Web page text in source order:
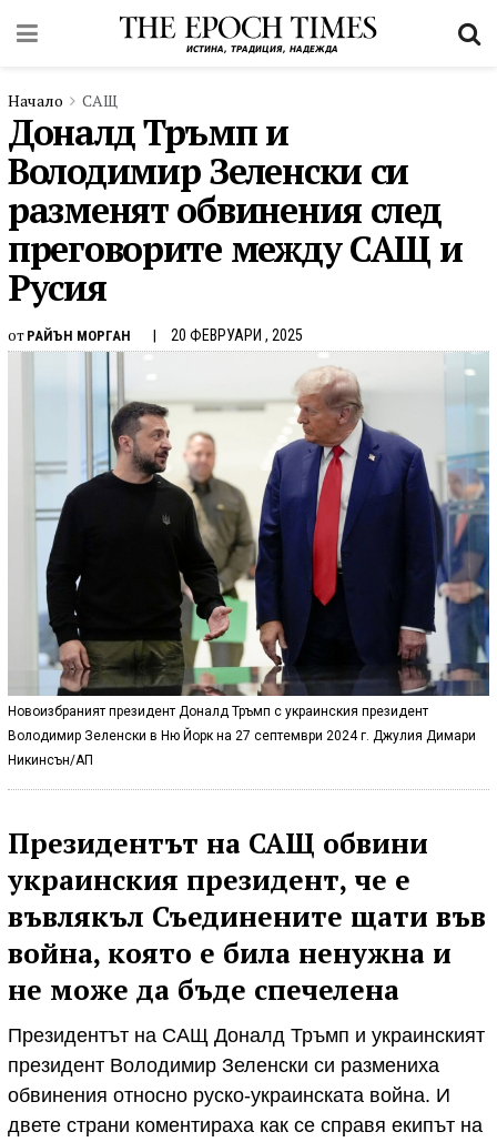
Начало САЩ
Доналд Тръмп и
Володимир Зеленски си
разменят обвинения след
преговорите между САЩ и
Русия
от РАЙЪН МОРГАН 20 ФЕВРУАРИ , 2025
Новоизбраният президент Доналд Тръмп с украинския президент
Володимир Зеленски в Ню Йорк на 27 септември 2024 г. Джулия Димари
Никинсън/АП
Президентът на САЩ обвини
украинския президент, че е
въвлякъл Съединените щати във
война, която е била ненужна и
не може да бъде спечелена
Президентът на САЩ Доналд Тръмп и украинският
президент Володимир Зеленски си размениха
обвинения относно руско-украинската война. И
двете страни коментираха как се справя екипът на